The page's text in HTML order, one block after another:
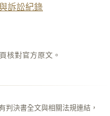
訴訟紀錄
核對官方原文。
決書全文與相關法規連結，